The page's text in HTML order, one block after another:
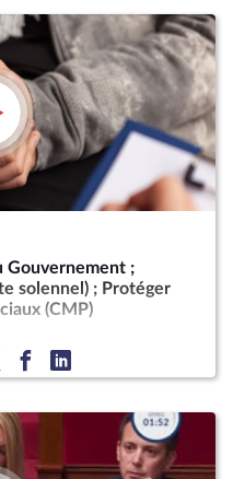
Gouvernement ;
solennel) ; Protéger
(CMP)